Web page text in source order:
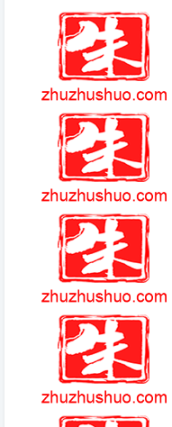
诛仙手游攻略
暗黑黎明传奇宝石攻略大全
(2025-09-29热点)-凭什么？6元
的鸡排，被网友夸成“60元情绪
价值套餐”
梦幻西游雁塔地宫1到20层怎么
神器传说